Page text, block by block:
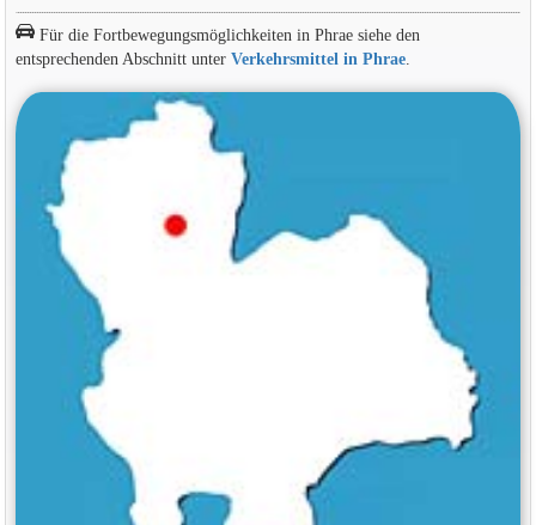
Für die Fortbewegungsmöglichkeiten in Phrae siehe den
entsprechenden Abschnitt unter Verkehrsmittel in Phrae.